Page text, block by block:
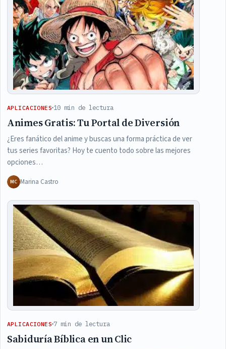
APLICACIONES 10 min de lectura
Animes Gratis: Tu Portal de Diversión
¿Eres fanático del anime y buscas una forma práctica de ver
tus series favoritas? Hoy te cuento todo sobre las mejores
opciones…
MC Marina Castro
APLICACIONES 7 min de lectura
Sabiduría Bíblica en un Clic